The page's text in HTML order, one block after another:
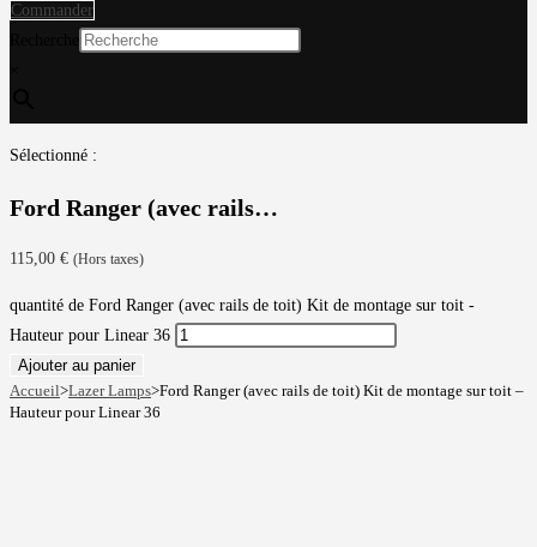
Commander
Sélectionné :
Ford Ranger (avec rails…
115,00 € (Hors taxes)
quantité de Ford Ranger (avec rails de toit) Kit de montage sur toit -
Hauteur pour Linear 36
Ajouter au panier
Accueil>Lazer Lamps>Ford Ranger (avec rails de toit) Kit de montage sur toit –
Hauteur pour Linear 36